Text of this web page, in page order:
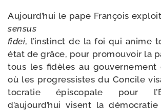
Aujourd’hui le pape François
sen­sus
fidei, l’instinct de la foi qui anime
état de grâce, pour pro­mou­voir la
tous les fidèles au gou­ver­ne­ment
où les pro­gres­sistes du Concile
to­cra­tie épis­co­pale pour
d’aujourd’hui visent la